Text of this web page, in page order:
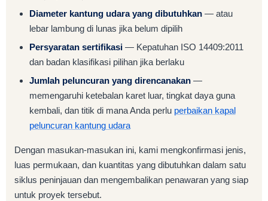
Diameter kantung udara yang dibutuhkan— atau
lebar lambung di lunas jika belum dipilih
Persyaratan sertifikasi— Kepatuhan ISO 14409:2011
dan badan klasifikasi pilihan jika berlaku
Jumlah peluncuran yang direncanakan—
memengaruhi ketebalan karet luar, tingkat daya guna
kembali, dan titik di mana Anda perlu perbaikan kapal
peluncuran kantung udara
Dengan masukan-masukan ini, kami mengkonfirmasi jenis,
luas permukaan, dan kuantitas yang dibutuhkan dalam satu
siklus peninjauan dan mengembalikan penawaran yang siap
untuk proyek tersebut.